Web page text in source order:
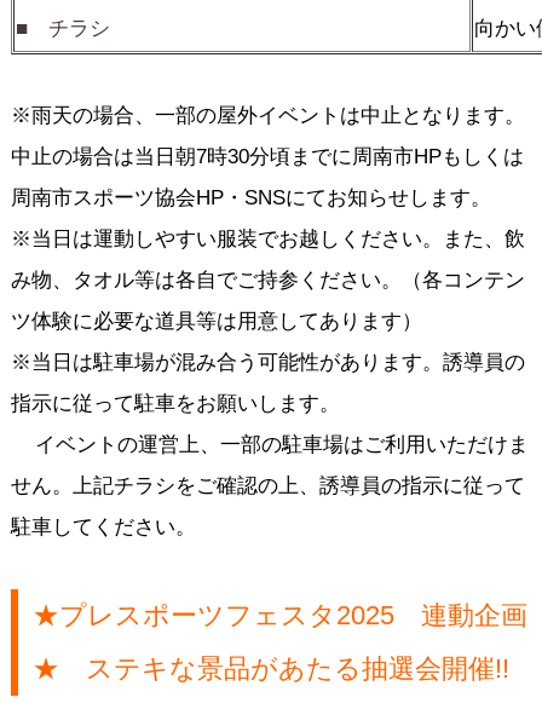
■チラシ
向かい
※雨天の場合、一部の屋外イベントは中止となります。
中止の場合は当日朝7時30分頃までに周南市HPもしくは
周南市スポーツ協会HP・SNSにてお知らせします。
※当日は運動しやすい服装でお越しください。また、飲
み物、タオル等は各自でご持参ください。（各コンテン
ツ体験に必要な道具等は用意してあります）
※当日は駐車場が混み合う可能性があります。誘導員の
指示に従って駐車をお願いします。
イベントの運営上、一部の駐車場はご利用いただけま
せん。上記チラシをご確認の上、誘導員の指示に従って
駐車してください。
★プレスポーツフェスタ2025 連動企画
★ ステキな景品があたる抽選会開催!!